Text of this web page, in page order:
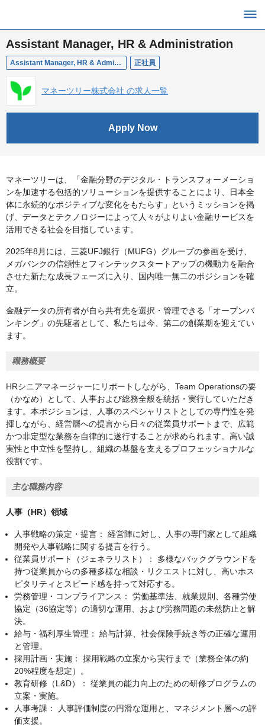
Assistant Manager, HR & Administration
Assistant Manager, HR & Administration 正社員
マネーツリー株式会社 の求人一覧
Apply Now
マネーツリーは、「金融分野のデジタル・トランスフォーメーショ
ンを加速する包括的ソリューションを提供することにより、日本全
体に永続的なポジティブな変化をもたらす」というミッションを掲
げ、データとテクノロジーによって人々がよりよい金融サービスを
活用できる社会を目指しています。
2025年8月には、三菱UFJ銀行（MUFG）グループの参画を受け、
メガバンクの信頼性とフィンテックスタートアップの機動力を融合
させた新たな成長フェーズに入り、国内唯一無二のポジションを確
立。
金融データの所有者が自ら共有先を選択・管理できる「オープンバ
ンキング」の先駆者として、私たちは今、第二の創業期を迎えてい
ます。
職務概要
HRシニアマネージャーにリポートしながら、Team Operationsの要
（かなめ）として、人事および総務全般を統括・実行していただき
ます。本ポジションは、人事のスペシャリストとしての専門性を発
揮しながら、経営層への提言から日々の従業員サポートまで、広範
かつ非定型な業務を自律的に遂行することが求められます。高い誠
実性と中立性を堅持し、組織の基盤を支えるプロフェッショナルな
役割です。
主な職務内容
人事（HR）領域
人事戦略の策定・提言： 経営陣に対し、人事の専門家として組織
開発や人事戦略に関する提言を行う。
従業員サポート（ジェネラリスト）： 多様なバックグラウンドを
持つ従業員からの多種多様な相談・リクエストに対し、高いホス
ピタリティとスピード感を持って対応する。
労務管理・コンプライアンス： 労働基準法、就業規則、各種労使
協定（36協定等）の適切な運用、および労務問題の未然防止と解
決。
給与・福利厚生管理： 給与計算、社会保険手続き等の正確な運用
と管理。
採用計画・実施： 採用戦略の立案から実行まで（業務全体の約
20%程度を想定）。
教育研修（L&D）： 従業員の能力向上のための研修プログラムの
立案・実施。
人事考課： 人事評価制度の円滑な運用と、マネジメント層への評
価支援。